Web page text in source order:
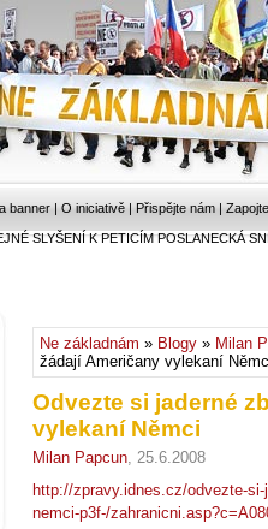
banner | O iniciativě | Přispějte nám |
SLYŠENÍ K PETICÍM POSLANECKÁ
Ne základnám » Blogy » Milan
žádají Američany vylekaní
Odvezte si jaderné
vylekaní Němci
Milan Papcun, 25.6.2008
http://zpravy.idnes.cz/odvezte-
nemci-p3f-/